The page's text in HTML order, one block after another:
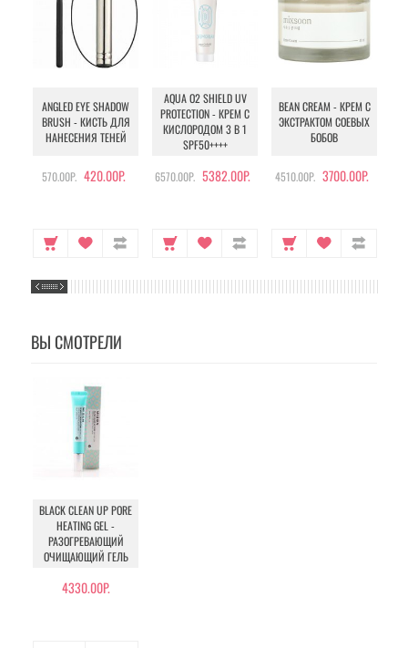
ANGLED EYE SHADOW
BRUSH - КИСТЬ ДЛЯ
НАНЕСЕНИЯ ТЕНЕЙ
570.00Р. 420.00Р.
AQUA O2 SHIELD UV
PROTECTION - КРЕМ С
КИСЛОРОДОМ 3 В 1
SPF50++++
6570.00Р. 5382.00Р.
BEAN CREAM - КРЕМ С
ЭКСТРАКТОМ СОЕВЫХ
БОБОВ
4510.00Р. 3700.00Р.
ВЫ СМОТРЕЛИ
BLACK CLEAN UP PORE
HEATING GEL -
РАЗОГРЕВАЮЩИЙ
ОЧИЩАЮЩИЙ ГЕЛЬ
4330.00Р.